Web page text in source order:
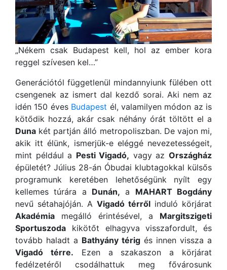
„Nékem csak Budapest kell, hol az ember kora
reggel szívesen kel…”
Generációtól függetlenül mindannyiunk fülében ott
csengenek az ismert dal kezdő sorai. Aki nem az
idén 150 éves Budapest él, valamilyen módon az is
kötődik hozzá, akár csak néhány órát töltött el a
Duna két partján álló metropoliszban. De vajon mi,
akik itt élünk, ismerjük-e eléggé nevezetességeit,
mint például a Pesti Vigadó, vagy azOrszágház
épületét? Július 28-án Óbudai klubtagokkal külsős
programunk keretében lehetőségünk nyílt egy
kellemes túrára a Dunán, a MAHART Bogdány
nevű sétahajóján. A Vigadó térről induló körjárat
Akadémia megálló érintésével, a Margitszigeti
Sportuszoda kikötőt elhagyva visszafordult, és
tovább haladt a Bathyány térig és innen vissza a
Vigadó térre. Ezen a szakaszon a körjárat
fedélzetéről csodálhattuk meg fővárosunk